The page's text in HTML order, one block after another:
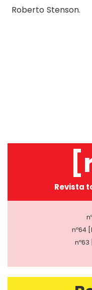
Roberto Stenson.
Revista
nº64